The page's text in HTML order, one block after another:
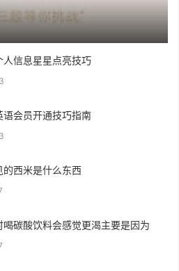
人信息星星点亮技巧
语会员开通技巧指南
的西米是什么东西
喝碳酸饮料会感觉更渴主要是因为